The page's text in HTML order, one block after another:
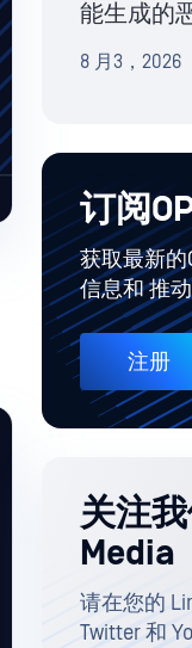
能生成的
8 月3，2026
订阅
获取最新的
信息和 推
注册
关注
Media
请在您的
Twitter 和